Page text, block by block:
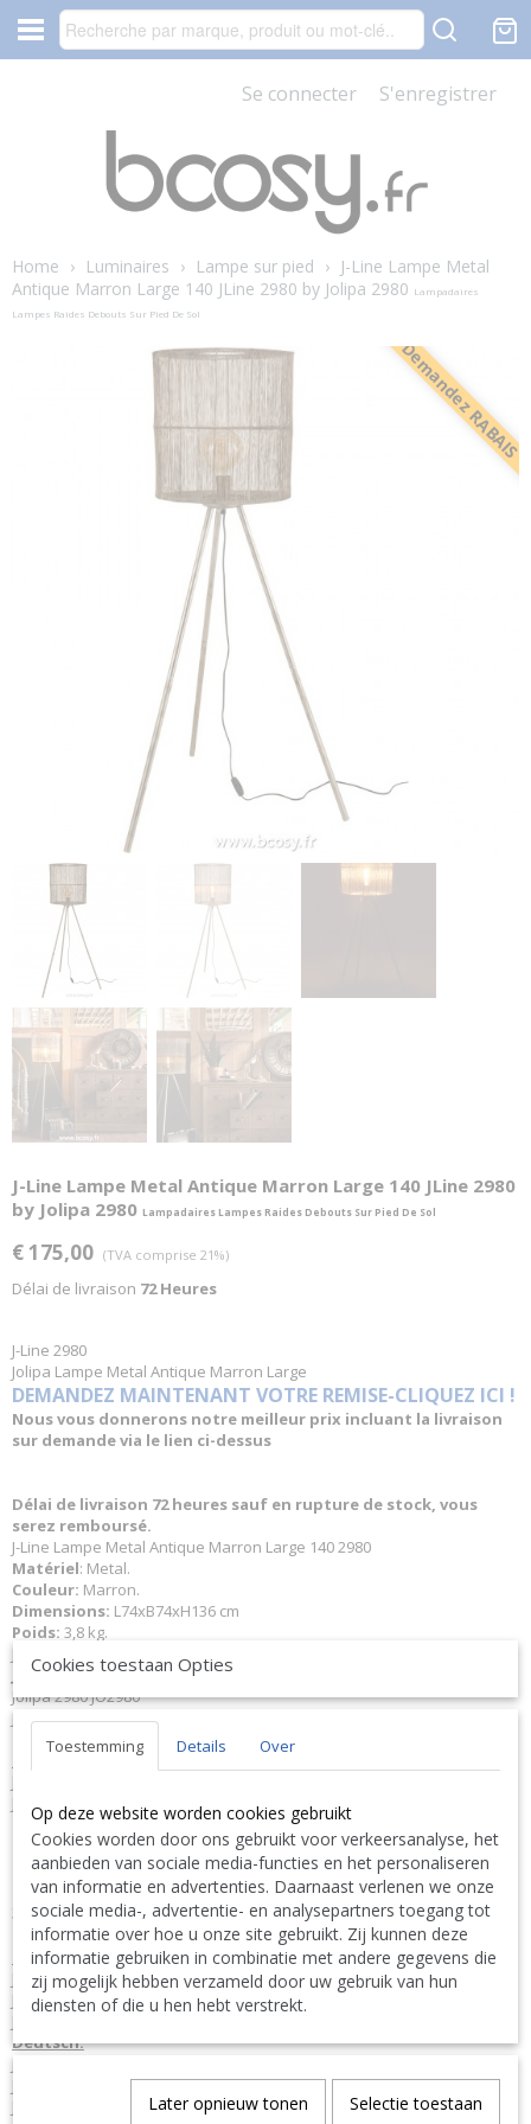
Se connecter S'enregistrer
Home › Luminaires › Lampe sur pied › J-Line Lampe Metal
Antique Marron Large 140 JLine 2980 by Jolipa 2980 Lampadaires
Lampes Raides Debouts Sur Pied De Sol
Demandez RABAIS
J-Line Lampe Metal Antique Marron Large 140 JLine 2980
by Jolipa 2980 Lampadaires Lampes Raides Debouts Sur Pied De Sol
€ 175,00 (TVA comprise 21%)
Délai de livraison 72 Heures
J-Line 2980
Jolipa Lampe Metal Antique Marron Large
DEMANDEZ MAINTENANT VOTRE REMISE-CLIQUEZ ICI !
Nous vous donnerons notre meilleur prix incluant la livraison
sur demande via le lien ci-dessus
Délai de livraison 72 heures sauf en rupture de stock, vous
serez remboursé.
J-Line Lampe Metal Antique Marron Large 140 2980
Matériel: Metal.
Couleur: Marron.
Dimensions: L74xB74xH136 cm
Poids: 3,8 kg.
J-Line JLine by Jolipa Collection
JLine J-Line Code à barres EAN
Jolipa 2980 JO2980
J-Line by Jolipa Catégorie: luminaires lampe sur pied
J-Line Lampadaires Lampes Raides Debouts Sur Pied De Sol
Nous livrons aussi à l'étranger. N'hésitez pas à nous contacter
||We ship also abroad. Feel free to contact us|| Wir liefern
auch im Ausland. Bitte kontaktieren Sie uns. TEL: 0032 9 378 24
30 orContact Bcosy 1 CLICK HERE !
English:
J-Line by Jolipa Category: lighting standing lamp
J Line Standing Lamp Metal Antique Brown Large
Deutsch:
J-Line by Jolipa Kategorie: lampen stehlampe
J Line Tischlampe Metall Antik Braun Large
Cookies toestaan Opties
Toestemming Details Over
Op deze website worden cookies gebruikt
Cookies worden door ons gebruikt voor verkeersanalyse, het
aanbieden van sociale media-functies en het personaliseren
van informatie en advertenties. Daarnaast verlenen we onze
sociale media-, advertentie- en analysepartners toegang tot
informatie over hoe u onze site gebruikt. Zij kunnen deze
informatie gebruiken in combinatie met andere gegevens die
zij mogelijk hebben verzameld door uw gebruik van hun
diensten of die u hen hebt verstrekt.
Later opnieuw tonen Selectie toestaan